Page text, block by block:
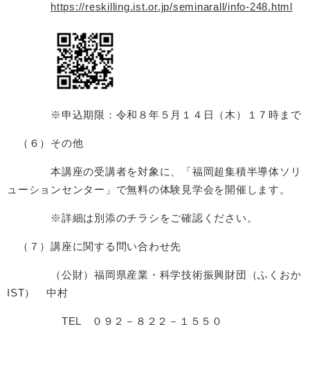
https://reskilling.ist.or.jp/seminarall/info-248.html
※申込期限：令和８年５月１４日（木）１７時まで
（６）その他
本講座の受講者を対象に、「福岡超集積半導体ソリ
ューションセンター」で無料の体験見学会を開催します。
※詳細は別添のチラシをご確認ください。
（７）講座に関する問い合わせ先
（公財）福岡県産業・科学技術振興財団（ふくおか
IST） 中村
TEL ０９２－８２２－１５５０